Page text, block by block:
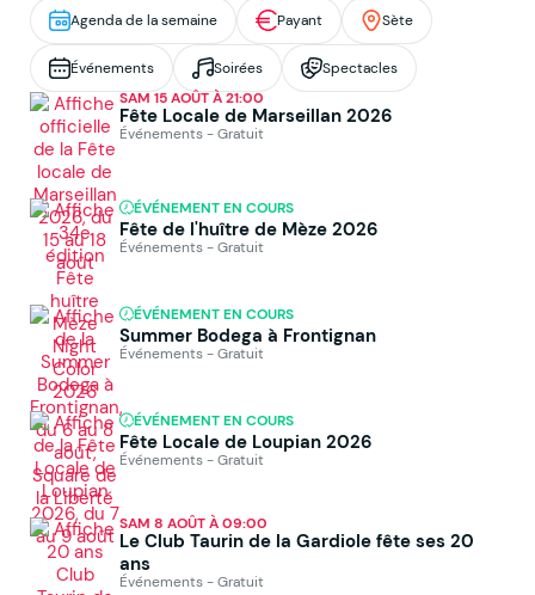
Agenda de la semaine Payant Sète
Événements Soirées Spectacles
SAM 15 AOÛT À 21:00
Fête Locale de Marseillan 2026
Événements - Gratuit
ÉVÉNEMENT EN COURS
Fête de l'huître de Mèze 2026
Événements - Gratuit
ÉVÉNEMENT EN COURS
Summer Bodega à Frontignan
Événements - Gratuit
ÉVÉNEMENT EN COURS
Fête Locale de Loupian 2026
Événements - Gratuit
SAM 8 AOÛT À 09:00
Le Club Taurin de la Gardiole fête ses 20
ans
Événements - Gratuit